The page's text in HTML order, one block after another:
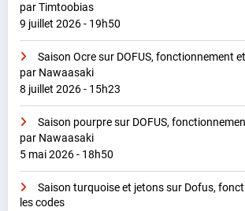
par Timtoobias
9 juillet 2026 - 19h50
Saison Ocre sur DOFUS, fonctionnement
par Nawaasaki
8 juillet 2026 - 15h23
Saison pourpre sur DOFUS,
par Nawaasaki
5 mai 2026 - 18h50
Saison turquoise et jetons sur Dofus,
les codes